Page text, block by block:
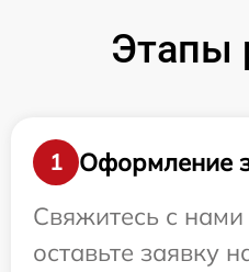
Этапы
1
Оформление
Свяжитесь с
оставьте заявку